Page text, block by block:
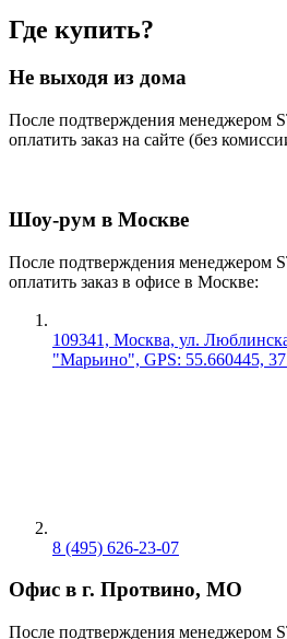
Где купить?
Не выходя из дома
После подтверждения менеджером
оплатить заказ на сайте (без
Шоу-рум в Москве
После подтверждения менеджером
оплатить заказ в офисе в Москве:
109341, Москва, ул.
"Марьино", GPS: 55.660445,
8 (495) 626-23-07
Офис в г. Протвино, МО
После подтверждения менеджером